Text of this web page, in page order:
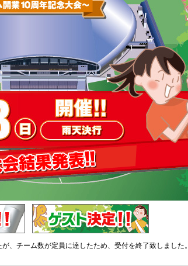
、チーム数が定員に達したため、受付を終了致しました。